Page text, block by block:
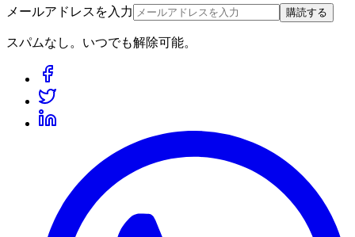
メールアドレスを入力 購読する
スパムなし。いつでも解除可能。